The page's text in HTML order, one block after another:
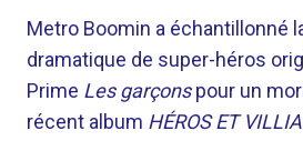
Metro Boomin a échantillonné
dramatique de super-héros
Prime Les garçonspour un
récent album HÉROS ET